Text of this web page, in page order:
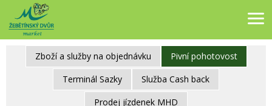
Žebětínský dvůr market - potraviny v klidné části města Brna
Zboží a služby na objednávku
Pivní pohotovost
Terminál Sazky
Služba Cash back
Prodej jízdenek MHD